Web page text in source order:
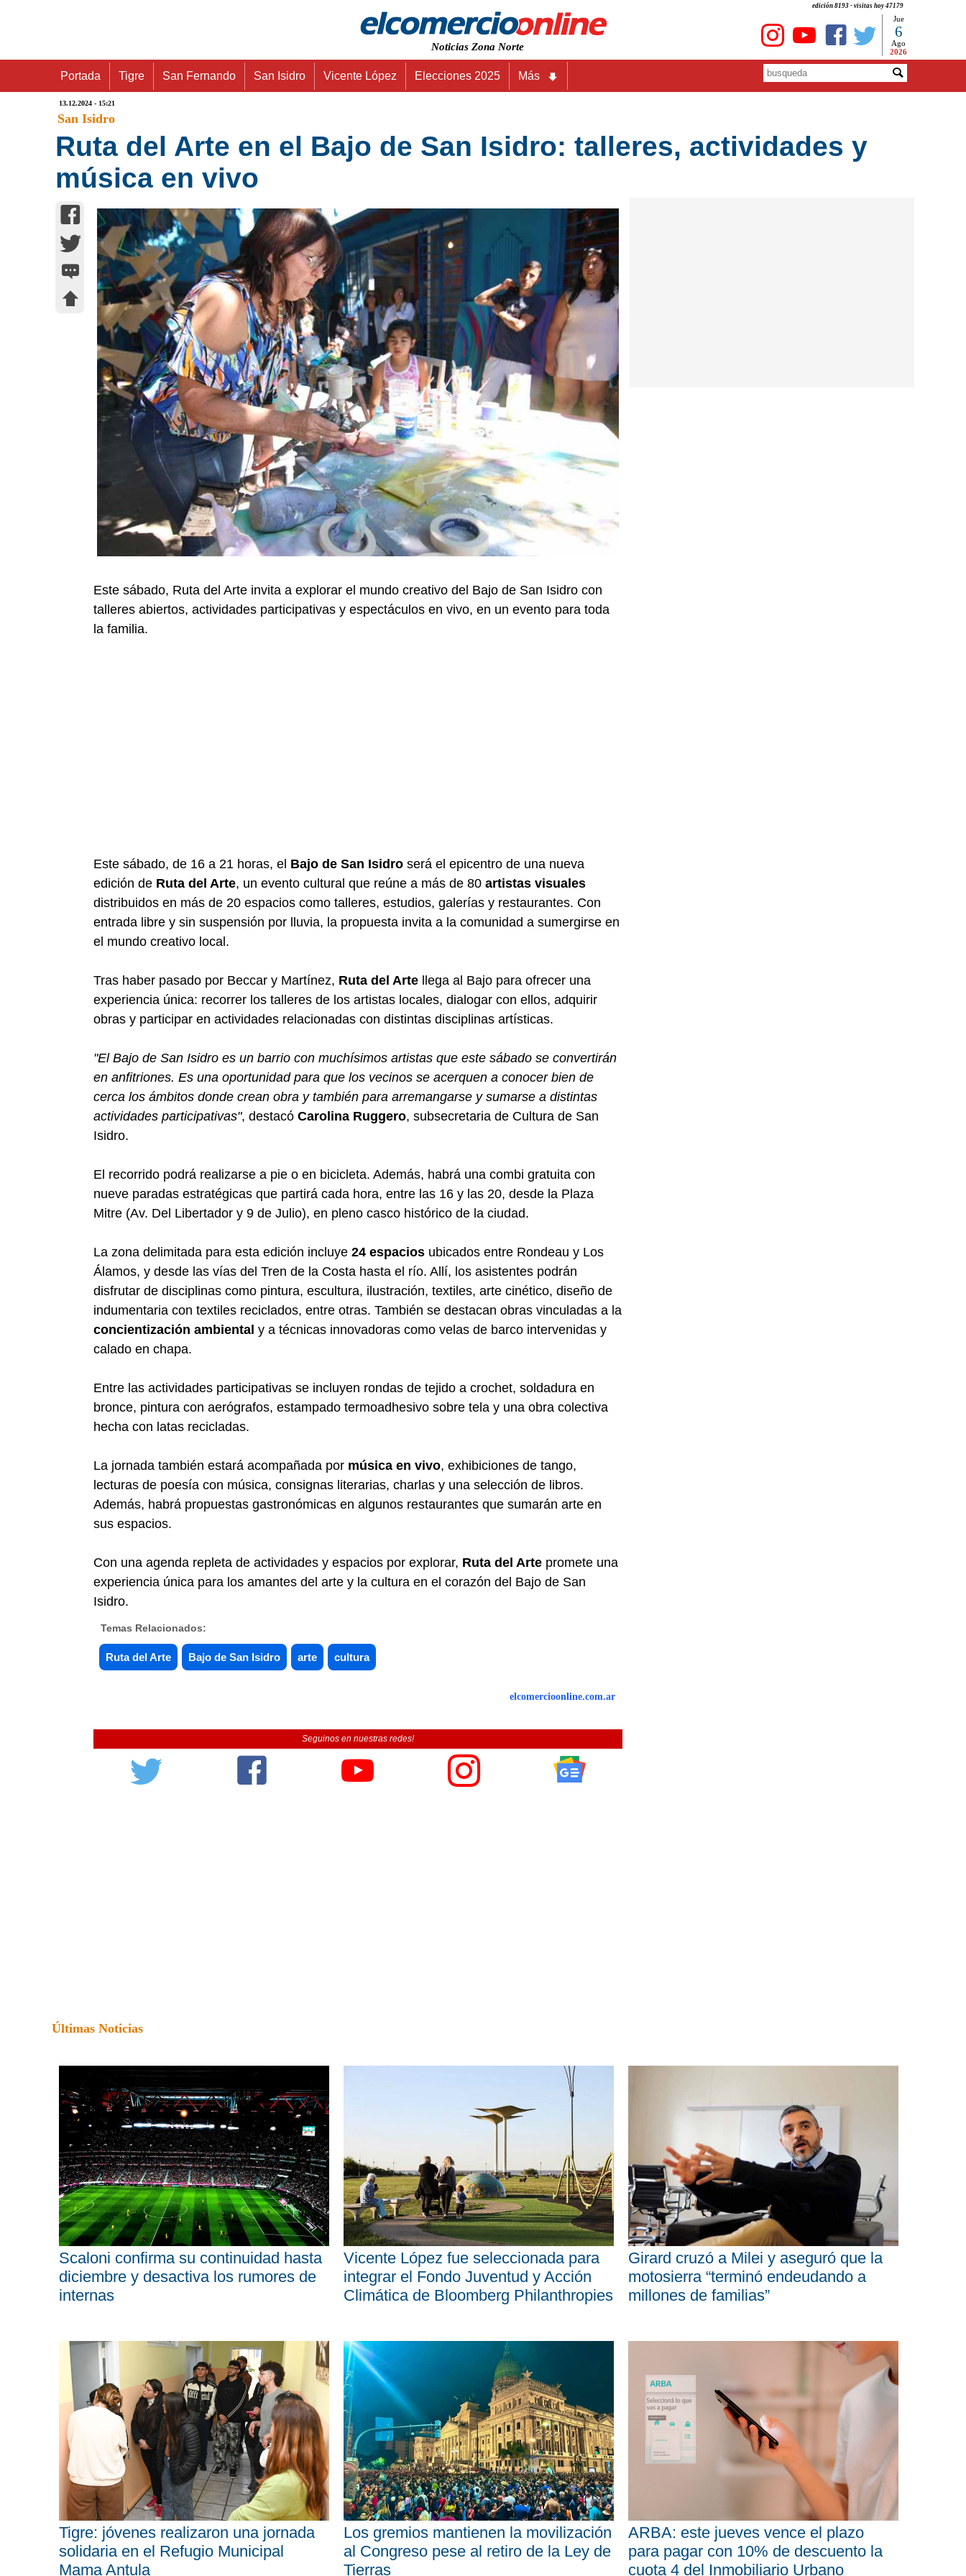
edición 8193 - visitas hoy 47179
Noticias Zona Norte
Jue
6
Ago
2026
Portada Tigre San Fernando San Isidro Vicente López Elecciones 2025 Más
13.12.2024 - 15:21
San Isidro
Ruta del Arte en el Bajo de San Isidro: talleres, actividades y
música en vivo
Este sábado, Ruta del Arte invita a explorar el mundo creativo del Bajo de San Isidro con
talleres abiertos, actividades participativas y espectáculos en vivo, en un evento para toda
la familia.
Este sábado, de 16 a 21 horas, el Bajo de San Isidro será el epicentro de una nueva
edición de Ruta del Arte, un evento cultural que reúne a más de 80 artistas visuales
distribuidos en más de 20 espacios como talleres, estudios, galerías y restaurantes. Con
entrada libre y sin suspensión por lluvia, la propuesta invita a la comunidad a sumergirse en
el mundo creativo local.
Tras haber pasado por Beccar y Martínez, Ruta del Arte llega al Bajo para ofrecer una
experiencia única: recorrer los talleres de los artistas locales, dialogar con ellos, adquirir
obras y participar en actividades relacionadas con distintas disciplinas artísticas.
"El Bajo de San Isidro es un barrio con muchísimos artistas que este sábado se convertirán
en anfitriones. Es una oportunidad para que los vecinos se acerquen a conocer bien de
cerca los ámbitos donde crean obra y también para arremangarse y sumarse a distintas
actividades participativas", destacó Carolina Ruggero, subsecretaria de Cultura de San
Isidro.
El recorrido podrá realizarse a pie o en bicicleta. Además, habrá una combi gratuita con
nueve paradas estratégicas que partirá cada hora, entre las 16 y las 20, desde la Plaza
Mitre (Av. Del Libertador y 9 de Julio), en pleno casco histórico de la ciudad.
La zona delimitada para esta edición incluye 24 espacios ubicados entre Rondeau y Los
Álamos, y desde las vías del Tren de la Costa hasta el río. Allí, los asistentes podrán
disfrutar de disciplinas como pintura, escultura, ilustración, textiles, arte cinético, diseño de
indumentaria con textiles reciclados, entre otras. También se destacan obras vinculadas a la
concientización ambiental y a técnicas innovadoras como velas de barco intervenidas y
calado en chapa.
Entre las actividades participativas se incluyen rondas de tejido a crochet, soldadura en
bronce, pintura con aerógrafos, estampado termoadhesivo sobre tela y una obra colectiva
hecha con latas recicladas.
La jornada también estará acompañada por música en vivo, exhibiciones de tango,
lecturas de poesía con música, consignas literarias, charlas y una selección de libros.
Además, habrá propuestas gastronómicas en algunos restaurantes que sumarán arte en
sus espacios.
Con una agenda repleta de actividades y espacios por explorar, Ruta del Arte promete una
experiencia única para los amantes del arte y la cultura en el corazón del Bajo de San
Isidro.
Temas Relacionados:
Ruta del Arte Bajo de San Isidro arte cultura
elcomercioonline.com.ar
Seguinos en nuestras redes!
Últimas Noticias
Scaloni confirma su continuidad hasta
diciembre y desactiva los rumores de
internas
Vicente López fue seleccionada para
integrar el Fondo Juventud y Acción
Climática de Bloomberg Philanthropies
Girard cruzó a Milei y aseguró que la
motosierra “terminó endeudando a
millones de familias”
Tigre: jóvenes realizaron una jornada
solidaria en el Refugio Municipal
Mama Antula
Los gremios mantienen la movilización
al Congreso pese al retiro de la Ley de
Tierras
ARBA: este jueves vence el plazo
para pagar con 10% de descuento la
cuota 4 del Inmobiliario Urbano